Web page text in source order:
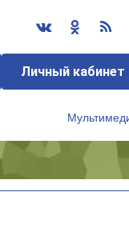
Личный кабинет